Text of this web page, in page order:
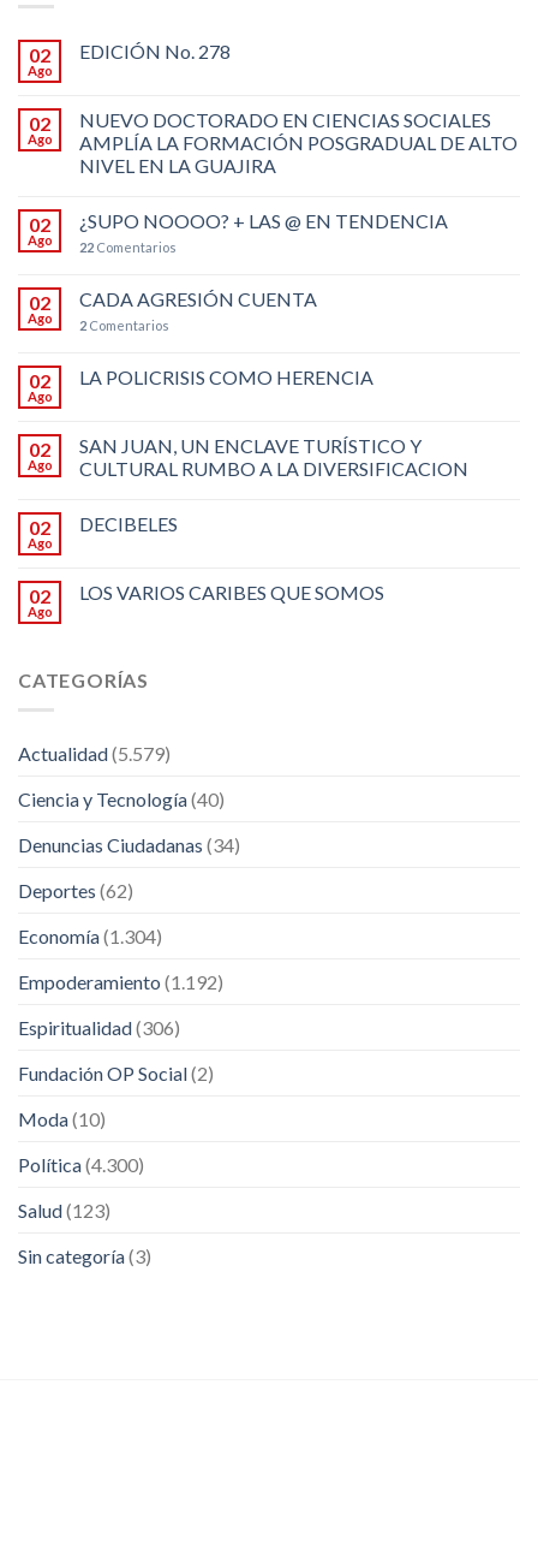
02
Ago
EDICIÓN No. 278
02
Ago
NUEVO DOCTORADO EN CIENCIAS SOCIALES
AMPLÍA LA FORMACIÓN POSGRADUAL DE ALTO
NIVEL EN LA GUAJIRA
02
Ago
¿SUPO NOOOO? + LAS @ EN TENDENCIA
22 Comentarios
02
Ago
CADA AGRESIÓN CUENTA
2 Comentarios
02
Ago
LA POLICRISIS COMO HERENCIA
02
Ago
SAN JUAN, UN ENCLAVE TURÍSTICO Y
CULTURAL RUMBO A LA DIVERSIFICACION
02
Ago
DECIBELES
02
Ago
LOS VARIOS CARIBES QUE SOMOS
CATEGORÍAS
Actualidad(5.579)
Ciencia y Tecnología(40)
Denuncias Ciudadanas (34)
Deportes (62)
Economía(1.304)
Empoderamiento (1.192)
Espiritualidad(306)
Fundación OP Social(2)
Moda(10)
Política(4.300)
Salud(123)
Sin categoría(3)